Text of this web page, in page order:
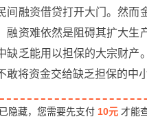
间融资借贷打开大门。然而
融资难依然是阻碍其扩大生
缺乏能用以担保的大宗财产
敢将资金交给缺乏担保的中
隐藏，您需要先支付 10元 才能